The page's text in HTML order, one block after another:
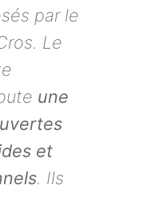
par le
Le
une
et
. Ils